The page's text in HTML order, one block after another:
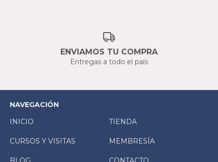
ENVIAMOS TU COMPRA
Entregas a todo el país
NAVEGACIÓN
INICIO
TIENDA
CURSOS Y VISITAS MEMBRESÍA